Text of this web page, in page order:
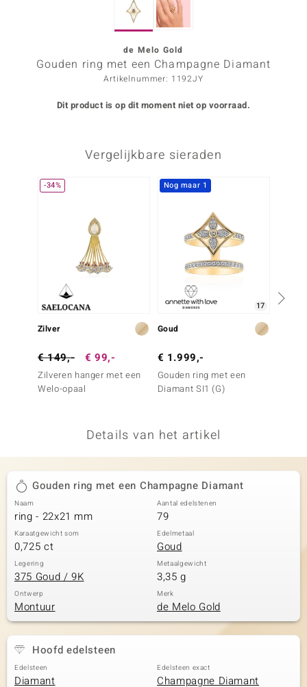
Designs
de Melo Gold
Gouden ring met een Champagne Diamant
Artikelnummer: 1192JY
Dit product is op dit moment niet op voorraad.
Vergelijkbare sieraden
-34%
Zilver
€ 149,- € 99,-
Zilveren hanger met een
Welo-opaal
Nog maar 1
17
Goud
€ 1.999,-
Gouden ring met een
Diamant SI1 (G)
Details van het artikel
Gouden ring met een Champagne Diamant
Naam
ring - 22x21 mm
Aantal edelstenen
79
Karaatgewicht som
0,725 ct
Edelmetaal
Goud
Legering
375 Goud / 9K
Metaalgewicht
3,35 g
Ontwerp
Montuur
Merk
de Melo Gold
Hoofd edelsteen
Edelsteen
Diamant
Edelsteen exact
Champagne Diamant